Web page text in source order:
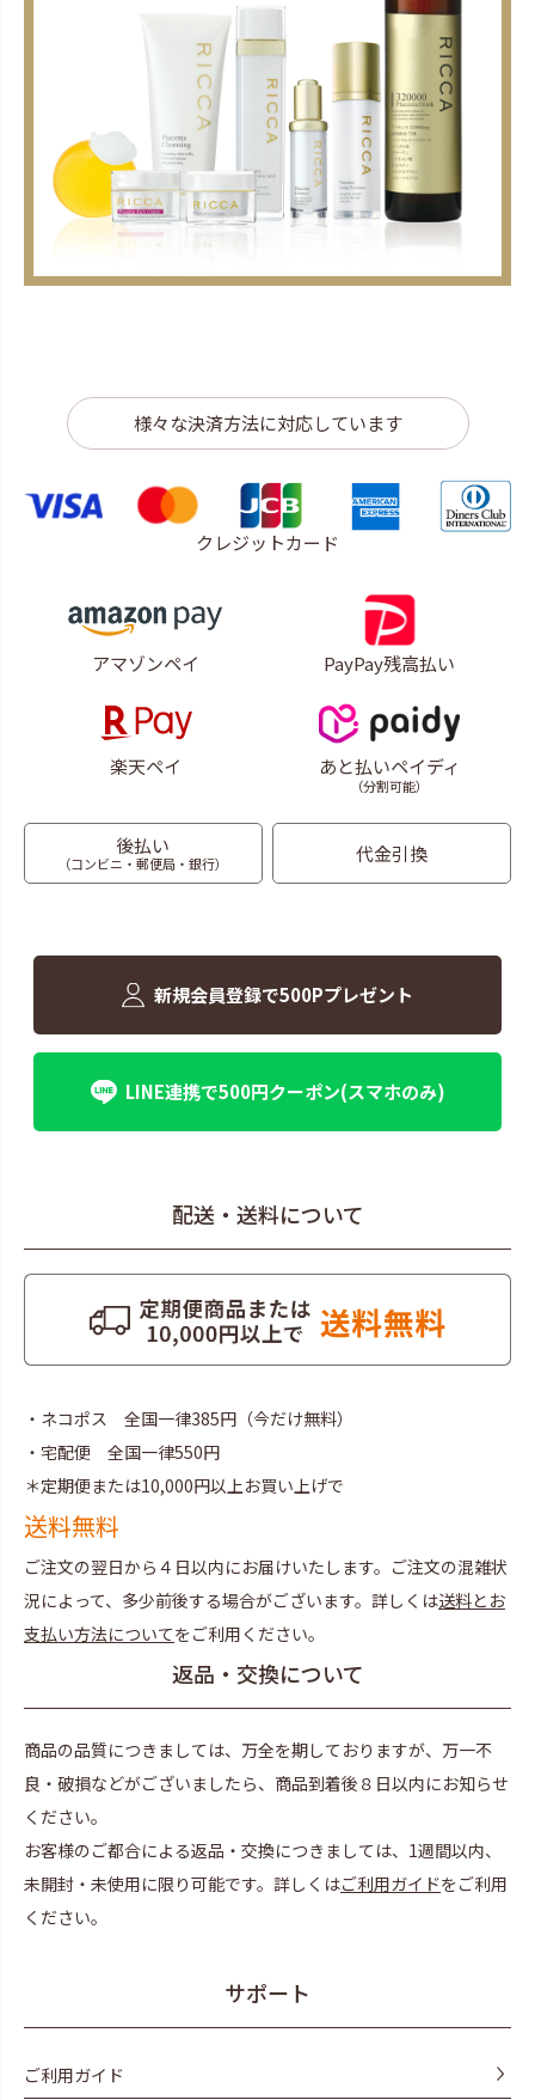
様々な決済方法に対応しています
クレジットカード
アマゾンペイ PayPay残高払い
楽天ペイ あと払いペイディ
（分割可能）
後払い
（コンビニ・郵便局・銀行） 代金引換
新規会員登録で500Pプレゼント
LINE連携で500円クーポン(スマホのみ)
配送・送料について
・ネコポス 全国一律385円（今だけ無料）
・宅配便 全国一律550円
＊定期便または10,000円以上お買い上げで
送料無料
ご注文の翌日から４日以内にお届けいたします。ご注文の混雑状
況によって、多少前後する場合がございます。詳しくは送料とお
支払い方法についてをご利用ください。
返品・交換について
商品の品質につきましては、万全を期しておりますが、万一不
良・破損などがございましたら、商品到着後８日以内にお知らせ
ください。
お客様のご都合による返品・交換につきましては、1週間以内、
未開封・未使用に限り可能です。詳しくはご利用ガイドをご利用
ください。
サポート
ご利用ガイド